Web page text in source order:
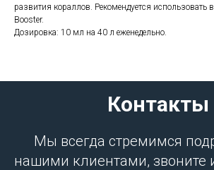
развития кораллов. Рекомендуется использовать
Booster.
Дозировка: 10 мл на 40 л еженедельно.
Контакты
Мы всегда стремимся
нашими клиентами, звоните